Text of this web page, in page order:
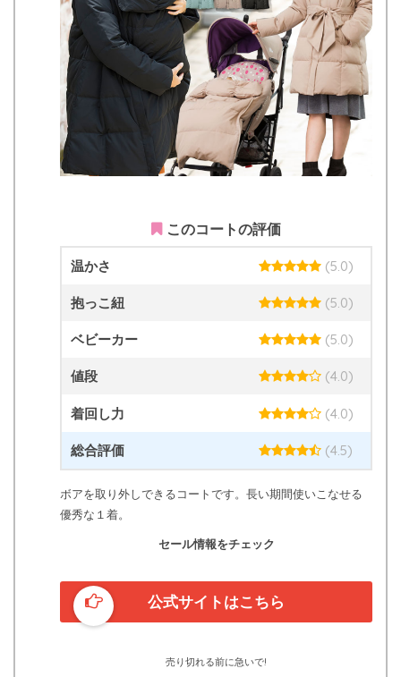
このコートの評価
温かさ (5.0)
抱っこ紐 (5.0)
ベビーカー (5.0)
値段 (4.0)
着回し力 (4.0)
総合評価 (4.5)
ボアを取り外しできるコートです。長い期間使いこなせる
優秀な１着。
セール情報をチェック
公式サイトはこちら
売り切れる前に急いで!